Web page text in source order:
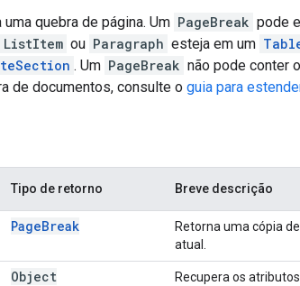
quebra de página. Um PageBreak pode
ListItem ou Paragraph esteja em um
. Um PageBreak não pode conter
de documentos, consulte o guia para
Tipo de retorno Breve descrição
PageBreak
Retorna uma cópia
atual.
Object Recupera os